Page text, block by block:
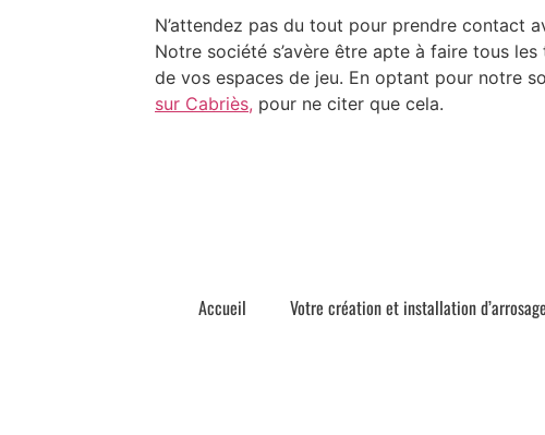
N’attendez pas du tout pour prendre contact
Notre société s’avère être apte à faire tous
de vos espaces de jeu. En optant pour notre
sur Cabriès, pour ne citer que cela.
Accueil Votre création et installation d’arrosage